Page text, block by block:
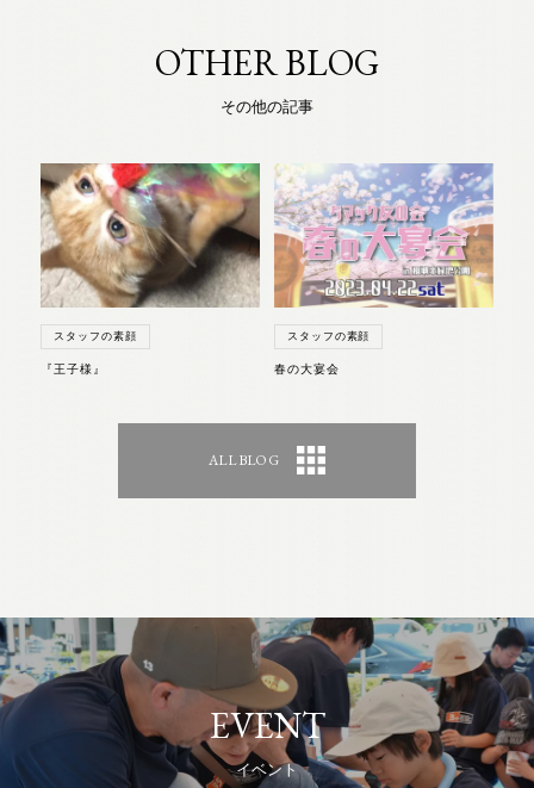
OTHER BLOG
その他の記事
スタッフの素顔
『王子様』
スタッフの素顔
春の大宴会
ALL BLOG
EVENT
イベント